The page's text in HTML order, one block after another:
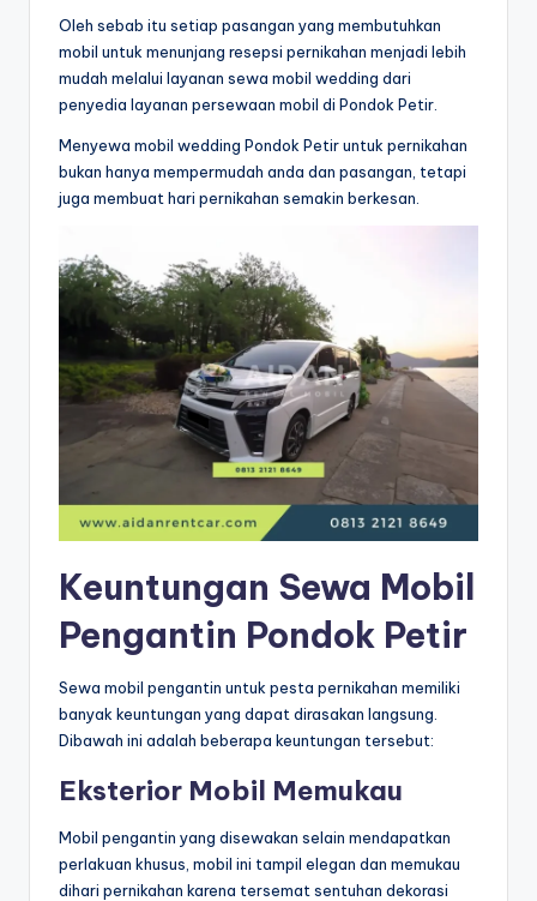
Oleh sebab itu setiap pasangan yang membutuhkan
mobil untuk menunjang resepsi pernikahan menjadi lebih
mudah melalui layanan sewa mobil wedding dari
penyedia layanan persewaan mobil di Pondok Petir.
Menyewa mobil wedding Pondok Petir untuk pernikahan
bukan hanya mempermudah anda dan pasangan, tetapi
juga membuat hari pernikahan semakin berkesan.
Keuntungan Sewa Mobil
Pengantin Pondok Petir
Sewa mobil pengantin untuk pesta pernikahan memiliki
banyak keuntungan yang dapat dirasakan langsung.
Dibawah ini adalah beberapa keuntungan tersebut:
Eksterior Mobil Memukau
Mobil pengantin yang disewakan selain mendapatkan
perlakuan khusus, mobil ini tampil elegan dan memukau
dihari pernikahan karena tersemat sentuhan dekorasi